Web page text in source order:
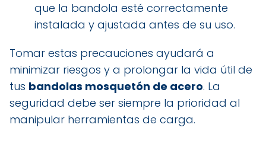
que la bandola esté correctamente
instalada y ajustada antes de su uso.
Tomar estas precauciones ayudará a
minimizar riesgos y a prolongar la vida útil de
tus bandolas mosquetón de acero. La
seguridad debe ser siempre la prioridad al
manipular herramientas de carga.